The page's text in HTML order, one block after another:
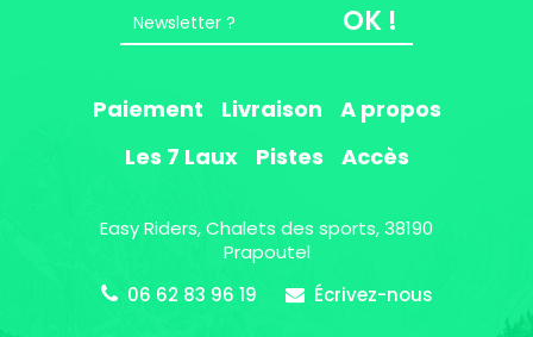
OK !
Paiement Livraison
A propos
Les 7 Laux
Pistes Accès
Easy Riders, Chalets des sports, 38190
Prapoutel
06 62 83 96 19
Écrivez-nous